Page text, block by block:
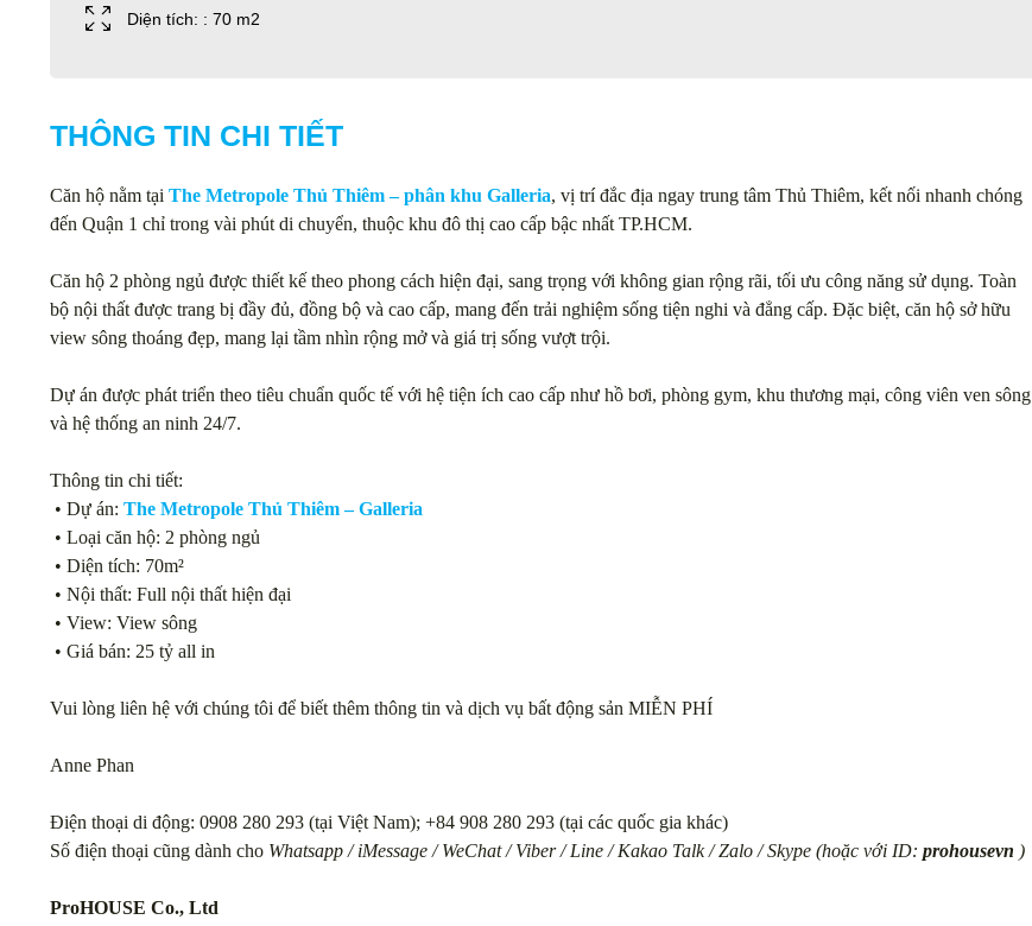
Diện tích: : 70 m2
THÔNG TIN CHI TIẾT
Căn hộ nằm tại The Metropole Thủ Thiêm – phân khu Galleria, vị trí đắc địa ngay trung tâm Thủ Thiêm, kết nối nhanh chóng
đến Quận 1 chỉ trong vài phút di chuyển, thuộc khu đô thị cao cấp bậc nhất TP.HCM.
Căn hộ 2 phòng ngủ được thiết kế theo phong cách hiện đại, sang trọng với không gian rộng rãi, tối ưu công năng sử dụng. Toàn
bộ nội thất được trang bị đầy đủ, đồng bộ và cao cấp, mang đến trải nghiệm sống tiện nghi và đẳng cấp. Đặc biệt, căn hộ sở hữu
view sông thoáng đẹp, mang lại tầm nhìn rộng mở và giá trị sống vượt trội.
Dự án được phát triển theo tiêu chuẩn quốc tế với hệ tiện ích cao cấp như hồ bơi, phòng gym, khu thương mại, công viên ven sông
và hệ thống an ninh 24/7.
Thông tin chi tiết:
• Dự án: The Metropole Thủ Thiêm – Galleria
• Loại căn hộ: 2 phòng ngủ
• Diện tích: 70m²
• Nội thất: Full nội thất hiện đại
• View: View sông
• Giá bán: 25 tỷ all in
Vui lòng liên hệ với chúng tôi để biết thêm thông tin và dịch vụ bất động sản MIỄN PHÍ
Anne Phan
Điện thoại di động: 0908 280 293 (tại Việt Nam); +84 908 280 293 (tại các quốc gia khác)
Số điện thoại cũng dành cho Whatsapp / iMessage / WeChat / Viber / Line / Kakao Talk / Zalo / Skype (hoặc với ID: prohousevn )
ProHOUSE Co., Ltd